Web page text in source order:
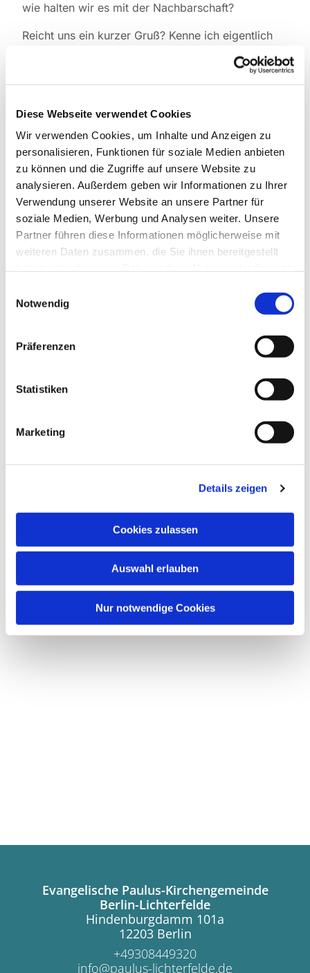
Diese Webseite verwendet Cookies
Wir verwenden Cookies, um Inhalte und Anzeigen zu
personalisieren, Funktionen für soziale Medien anbieten
zu können und die Zugriffe auf unsere Website zu
analysieren. Außerdem geben wir Informationen zu Ihrer
Verwendung unserer Website an unsere Partner für
soziale Medien, Werbung und Analysen weiter. Unsere
Partner führen diese Informationen möglicherweise mit
weiteren Daten zusammen, die Sie ihnen bereitgestellt
Notwendig
Präferenzen
Statistiken
Marketing
Details zeigen
Cookies zulassen
Auswahl erlauben
Nur notwendige Cookies
wie halten wir es mit der Nachbarschaft?
Reicht uns ein kurzer Gruß? Kenne ich eigentlich
die Namen all derer, die nebenan wohnen? Gibt es
vielleicht sogar Nachbarschaftsfeste, auf denen
man sich begegnet?
Der Monat Mai lädt dazu ein, mehr aus der
eigenen Nachbarschaft zu machen! Am 31. Mai
findet in diesem Jahr der „Tag der Nachbarschaft“
statt! – Nein, das ist kein kirchlicher Feiertag!
Im Redaktionsteam finden wir aber, dass dieses
Datum Anlass bietet, einen ganzen Monat lang neu
„über den eigenen Tellerrand“ hinauszublicken.
In diesem Paulusbrief tun wir das und wollen Sie
gerne zu mehr Nachbarschaft inspirieren!
Gute Begegnungen wünscht Ihr Redaktionsteam
Gemeindebriefes im Mai 2024
interessieren
Evangelische Paulus-Kirchengemeinde
Berlin-Lichterfelde
Hindenburgdamm 101a
12203 Berlin
+49308449320
info@paulus-lichterfelde.de